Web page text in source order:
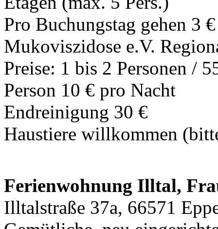
Pro Buchungstag gehen 3
Mukoviszidose e.V.
Preise: 1 bis 2 Personen /
Person 10 € pro Nacht
Endreinigung 30 €
Haustiere willkommen
Ferienwohnung Illtal,
Illtalstraße 37a, 66571